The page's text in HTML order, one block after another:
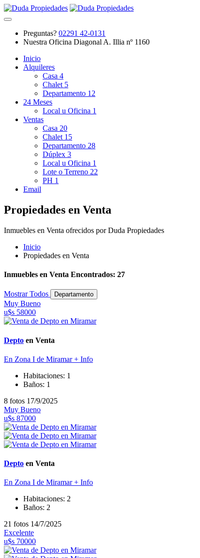
Preguntas? 02291 42-0131
Nuestra Oficina Diagonal A. Illia nº 1160
Inicio
Alquileres
Casa 4
Chalet 5
Departamento 12
24 Meses
Local u Oficina 1
Ventas
Casa 20
Chalet 15
Departamento 28
Dúplex 3
Local u Oficina 1
Lote o Terreno 22
PH 1
Email
Propiedades en Venta
Inmuebles en Venta ofrecidos por Duda Propiedades
Inicio
Propiedades en Venta
Inmuebles en Venta Encontrados: 27
Mostrar Todos Departamento
Muy Bueno
u$s 58000
Depto en Venta
En Zona I de Miramar+ Info
Habitaciones: 1
Baños: 1
8 fotos 17/9/2025
Muy Bueno
u$s 87000
Depto en Venta
En Zona I de Miramar+ Info
Habitaciones: 2
Baños: 2
21 fotos 14/7/2025
Excelente
u$s 70000